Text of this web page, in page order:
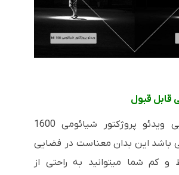
قابل قبول
شدت روشنایی ویدئو پروژکتور شیائومی 1600
باشد این بدان معناست در فضایی
و کم شما میتوانید به راحتی از